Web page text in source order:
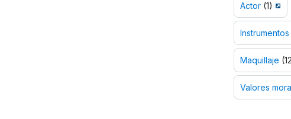
Actor(1)
Maquillaje
Valores